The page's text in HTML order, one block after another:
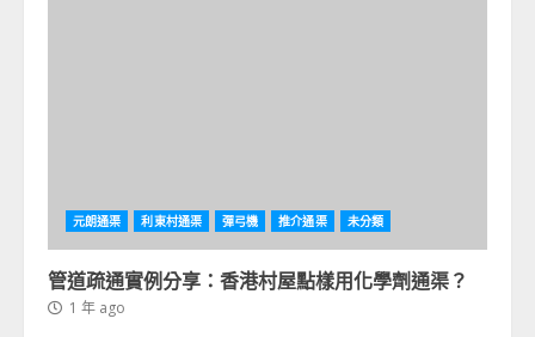
元朗通渠 利東村通渠 彈弓機 推介通渠 未分類
管道疏通實例分享：香港村屋點樣用化學劑通渠？
1 年 ago